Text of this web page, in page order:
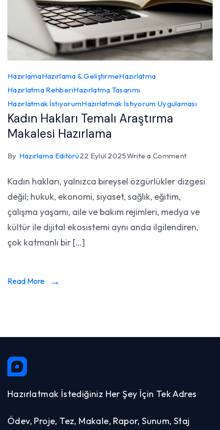
HazırlamaHazırlama & GeliştirmeHazırlatma
Hazırlatma RehberiHazırlatma Tasarımı
Hazırlatmak İstiyorumHazırlatmak İstiyorum Uygulaması
Kadın Hakları Temalı Araştırma
Makalesi Hazırlama
By Hazırlama Editörü22 Eylül 2025Write a Commenton
Hakları
Araştırma
Makalesi
Kadın hakları, yalnızca bireysel özgürlükler dizgesi
değil; hukuk, ekonomi, siyaset, sağlık, eğitim,
çalışma yaşamı, aile ve bakım rejimleri, medya ve
kültür ile dijital ekosistemi aynı anda ilgilendiren,
çok katmanlı bir […]
Read More
Hazırlatmak İstediğiniz Her Şey İçin Tek Adres
Ödev, Proje, Tez, Makale, Rapor, Sunum, Staj